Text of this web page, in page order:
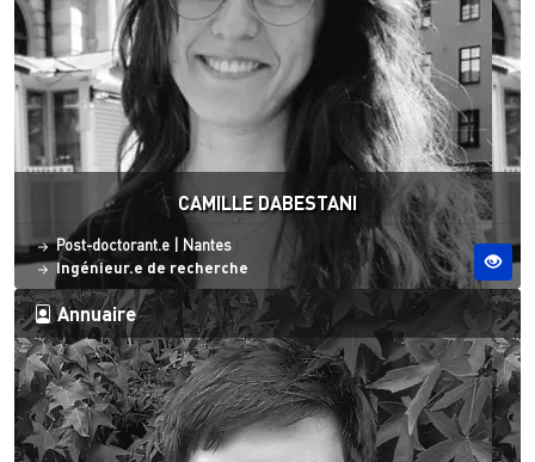
CAMILLE DABESTANI
Statut
Post-doctorant.e Site ESO
Nantes
Ingénieur.e de recherche
Annuaire